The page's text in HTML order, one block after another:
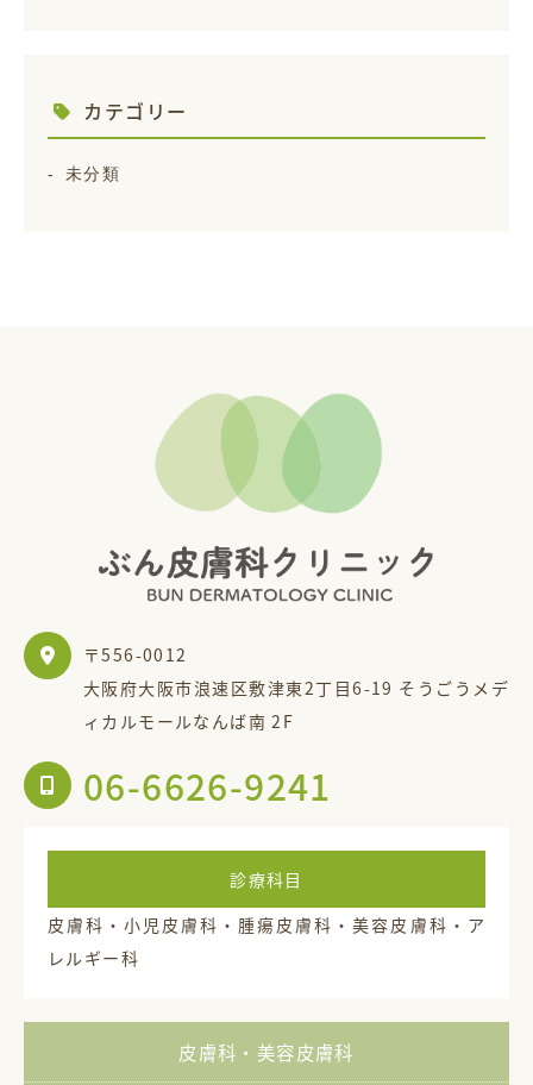
カテゴリー
未分類
〒556-0012
大阪府大阪市浪速区敷津東2丁目6-19 そうごうメデ
ィカルモールなんば南 2F
06-6626-9241
診療科目
皮膚科・小児皮膚科・腫瘍皮膚科・美容皮膚科・ア
レルギー科
皮膚科・美容皮膚科